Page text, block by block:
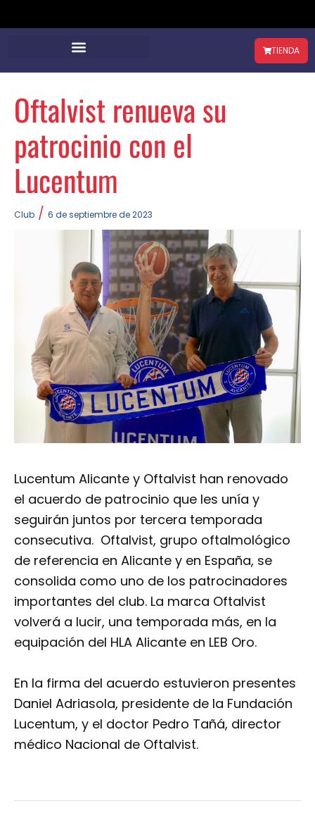
TIENDA
Oftalvist renueva su
patrocinio con el
Lucentum
Club / 6 de septiembre de 2023
Lucentum Alicante y Oftalvist han renovado
el acuerdo de patrocinio que les unía y
seguirán juntos por tercera temporada
consecutiva. Oftalvist, grupo oftalmológico
de referencia en Alicante y en España, se
consolida como uno de los patrocinadores
importantes del club. La marca Oftalvist
volverá a lucir, una temporada más, en la
equipación del HLA Alicante en LEB Oro.
En la firma del acuerdo estuvieron presentes
Daniel Adriasola, presidente de la Fundación
Lucentum, y el doctor Pedro Tañá, director
médico Nacional de Oftalvist.